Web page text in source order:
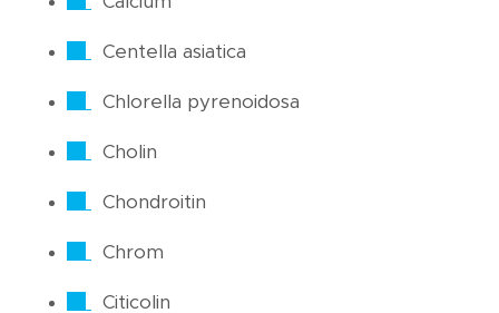
Centella asiatica
Chlorella pyrenoidosa
Cholin
Chondroitin
Chrom
Citicolin